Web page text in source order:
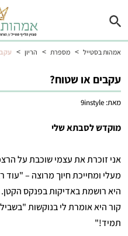
אמהות בסטייל > מספרת > הריון >
עקבים או שטוח?
מאת: 9instyle
מוקדש לסבתא שלי
אני זוכרת את עצמי שוכבת על
מעלי ומחייכת חיוך מרוצה –
היא רושמת באדיקות בפנקס
קור היא אומרת לי בנוקשות
תמיד!"